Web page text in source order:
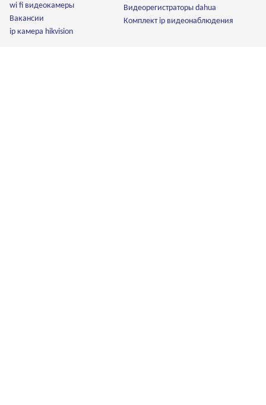
wi fi видеокамеры
Вакансии
ip камера hikvision
Видеорегистраторы dahua
Комплект ip видеонаблюдения